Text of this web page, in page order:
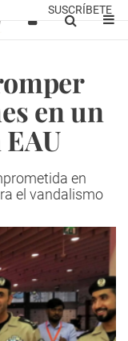
SUSCRÍBETE
en un
en
el vandalismo